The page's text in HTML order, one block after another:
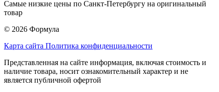
Самые низкие цены по Санкт-Петербургу на оригинальный
товар
© 2026 Формула
Карта сайта Политика конфиденциальности
Представленная на сайте информация, включая стоимость и
наличие товара, носит ознакомительный характер и не
является публичной офертой